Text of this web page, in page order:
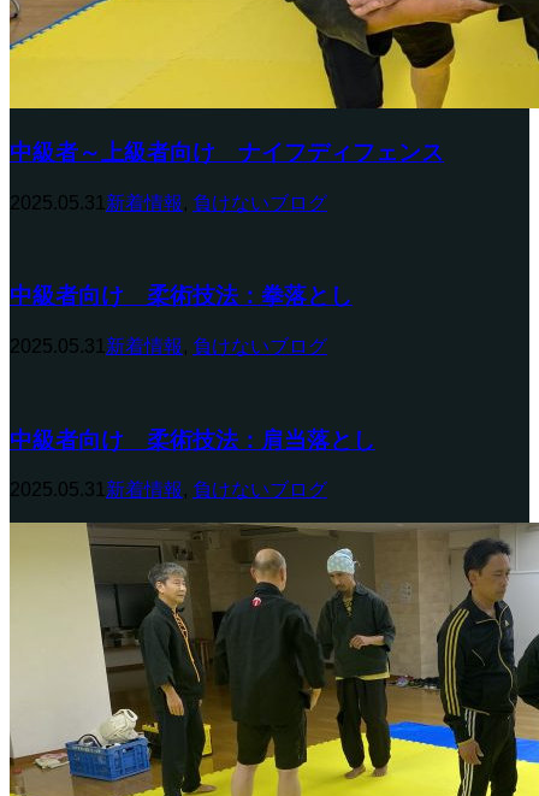
中級者～上級者向け ナイフディフェンス
2025.05.31 新着情報 , 負けないブログ
中級者向け 柔術技法：拳落とし
2025.05.31 新着情報 , 負けないブログ
中級者向け 柔術技法：肩当落とし
2025.05.31新着情報 , 負けないブログ